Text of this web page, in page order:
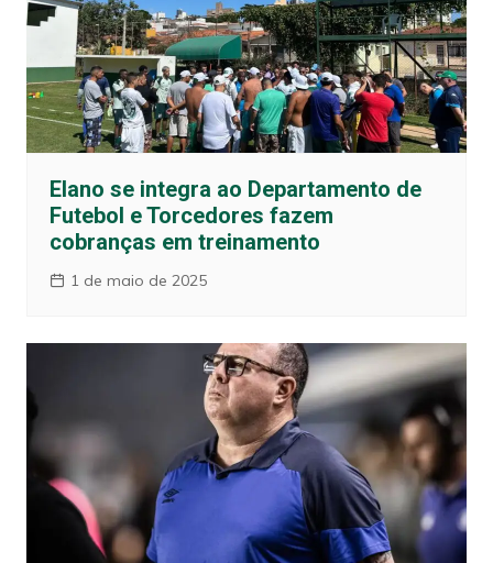
Elano se integra ao Departamento de
Futebol e Torcedores fazem
cobranças em treinamento
1 de maio de 2025